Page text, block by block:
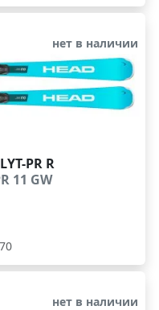
нет в наличии
PR R
11 GW
нет в наличии